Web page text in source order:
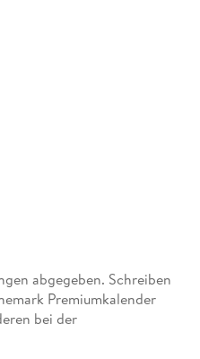
abgegeben. Schreiben
Premiumkalender
bei der